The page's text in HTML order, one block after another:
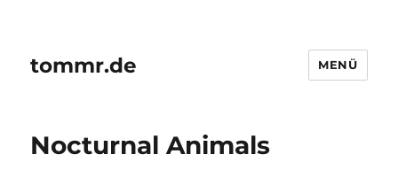
tommr.de MENÜ
Nocturnal Animals